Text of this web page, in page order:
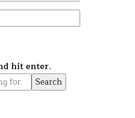
hit enter.